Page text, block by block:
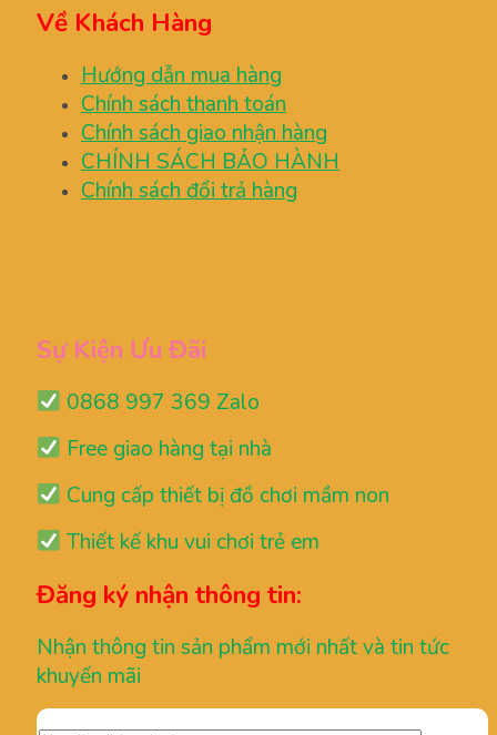
Về Khách Hàng
Hướng dẫn mua hàng
Chính sách thanh toán
Chính sách giao nhận hàng
CHÍNH SÁCH BẢO HÀNH
Chính sách đổi trả hàng
Sự Kiện Ưu Đãi
0868 997 369 Zalo
Free giao hàng tại nhà
Cung cấp thiết bị đồ chơi mầm non
Thiết kế khu vui chơi trẻ em
Đăng ký nhận thông tin:
Nhận thông tin sản phẩm mới nhất và tin tức
khuyến mãi